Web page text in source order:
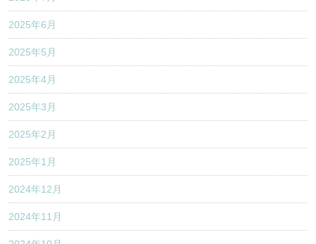
2025年6月
2025年5月
2025年4月
2025年3月
2025年2月
2025年1月
2024年12月
2024年11月